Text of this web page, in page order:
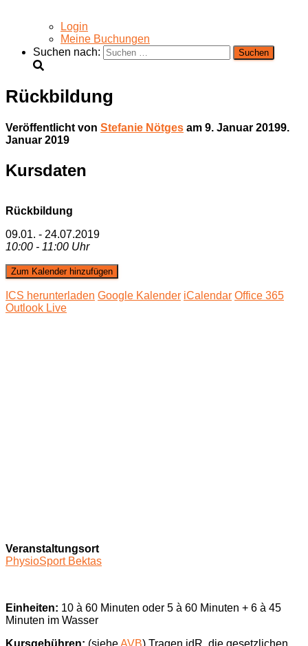
Login
Meine Buchungen
Suchen nach:
Rückbildung
Veröffentlicht von Stefanie Nötges am 9. Januar 20199.
Januar 2019
Kursdaten
Rückbildung
09.01. - 24.07.2019
10:00 - 11:00 Uhr
Zum Kalender hinzufügen
ICS herunterladen Google Kalender iCalendar Office 365
Outlook Live
Veranstaltungsort
PhysioSport Bektas
Einheiten: 10 à 60 Minuten oder 5 à 60 Minuten + 6 à 45
Minuten im Wasser